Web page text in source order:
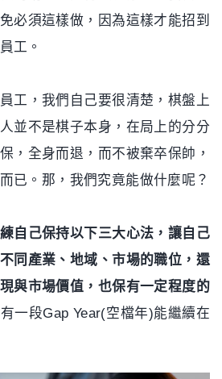
必須這樣做，因為這樣才能招到
工。
工，我們自己要很清楚，棋盤上
並不是棋子本身，在局上的分分
，全身而退，而不被棄卒保帥，
已。那，我們究竟能做什麼呢？
自己保持以下三大心法，讓自己
同產業、地域、市場的職位，還
與市場價值，也保有一定程度的
一段Gap Year(空檔年)能繼續在